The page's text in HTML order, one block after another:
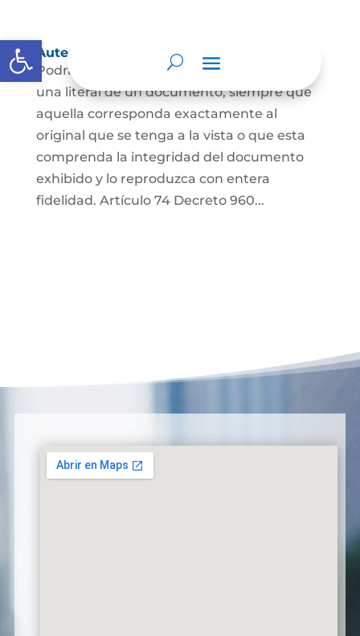
Abrir barra de herramientas
Autenticación de Copias
Podrá autenticarse una copia mecánica o
una literal de un documento, siempre que
aquella corresponda exactamente al
original que se tenga a la vista o que esta
comprenda la integridad del documento
exhibido y lo reproduzca con entera
fidelidad. Artículo 74 Decreto 960...